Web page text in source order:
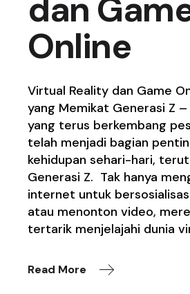
dan
Online
Virtual Reality dan Game
yang Memikat Generasi Z
yang terus berkembang
telah menjadi bagian
kehidupan sehari-hari,
Generasi Z. Tak hanya
internet untuk
atau menonton video,
tertarik menjelajahi dunia
Read More